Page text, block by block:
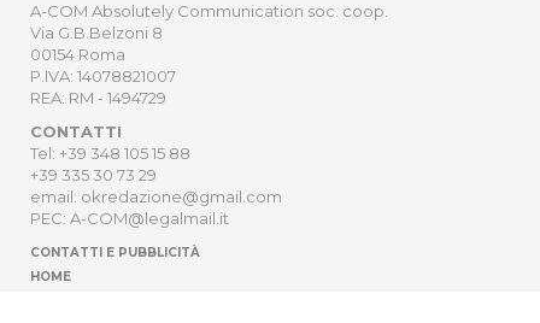
A-COM Absolutely Communication soc. coop.
Via G.B.Belzoni 8
00154 Roma
P.IVA: 14078821007
REA: RM - 1494729
CONTATTI
Tel: +39 348 105 15 88
+39 335 30 73 29
email: okredazione@gmail.com
PEC: A-COM@legalmail.it
CONTATTI E PUBBLICITÀ
HOME